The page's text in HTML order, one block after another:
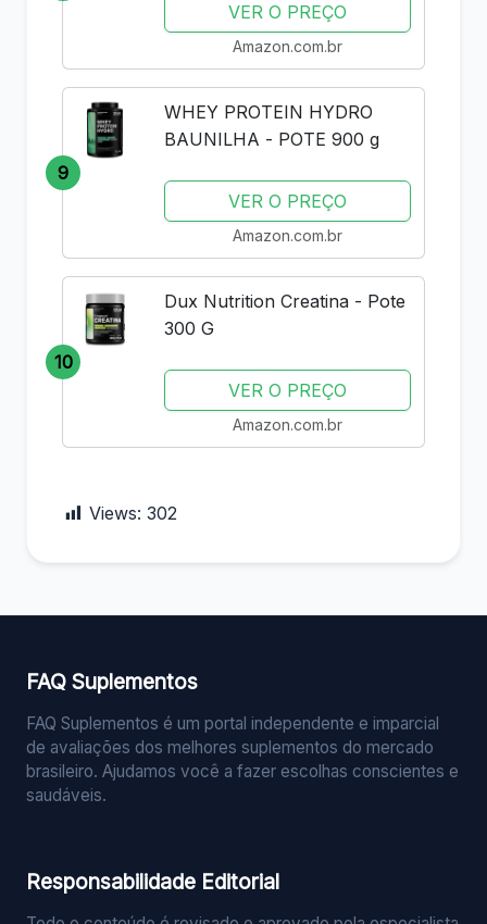
VER O PREÇO
Amazon.com.br
9
WHEY PROTEIN HYDRO
BAUNILHA - POTE 900 g
VER O PREÇO
Amazon.com.br
10
Dux Nutrition Creatina - Pote
300 G
VER O PREÇO
Amazon.com.br
Views: 302
FAQ Suplementos
FAQ Suplementos é um portal independente e imparcial
de avaliações dos melhores suplementos do mercado
brasileiro. Ajudamos você a fazer escolhas conscientes e
saudáveis.
Responsabilidade Editorial